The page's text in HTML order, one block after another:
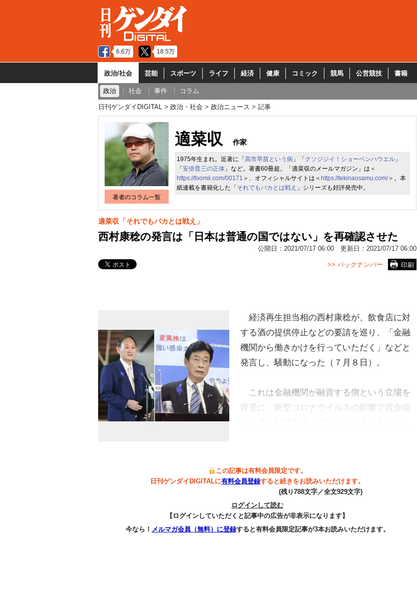
6.6万 18.5万
政治/社会 芸能 スポーツ ライフ 経済 健康 コミック 競馬 公営競技 書籍
政治 社会 事件 コラム
日刊ゲンダイDIGITAL 政治・社会 政治ニュース 記事
著者のコラム一覧
適菜収 作家
1975年生まれ。近著に「 高市早苗という病 」「 クソジジイ！ショーペンハウエル 」
「 安倍晋三の正体 」など。著書60冊超。「適菜収のメールマガジン」は＜
https://foomii.com/00171 ＞、オフィシャルサイトは＜ https://tekinaosamu.com/＞。本
紙連載を書籍化した「 それでもバカとは戦え 」シリーズも好評発売中。
適菜収「それでもバカとは戦え」
西村康稔の発言は「日本は普通の国ではない」を再確認させた
公開日： 2021/07/17 06:00 更新日： 2021/07/17 06:00
印刷
>> バックナンバー
経済再生担当相の西村康稔が、飲食店に対
する酒の提供停止などの要請を巡り、「金融
機関から働きかけを行っていただく」などと
発言し、騒動になった（７月８日）。
これは金融機関が融資する側という立場を
背景に、新型コロナウイルスの影響で資金繰
この記事は有料会員限定です。
日刊ゲンダイDIGITALに有料会員登録すると続きをお読みいただけます。
(残り788文字／全文929文字)
ログインして読む
【ログインしていただくと記事中の広告が非表示になります】
今なら！ メルマガ会員（無料）に登録すると有料会員限定記事が3本お読みいただけます。